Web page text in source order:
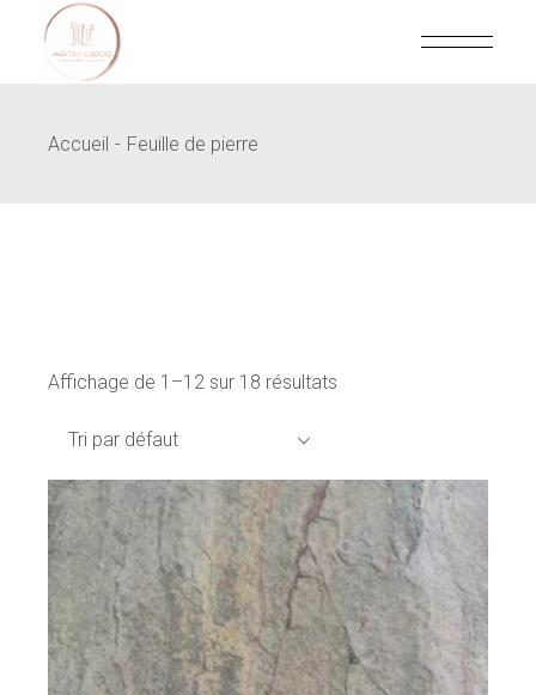
content
Accueil Feuille de pierre
Affichage de 1–12 sur 18 résultats
Tri par défaut